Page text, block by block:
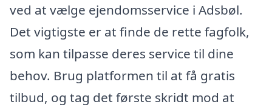
ved at vælge ejendomsservice i Adsbøl.
Det vigtigste er at finde de rette fagfolk,
som kan tilpasse deres service til dine
behov. Brug platformen til at få gratis
tilbud, og tag det første skridt mod at